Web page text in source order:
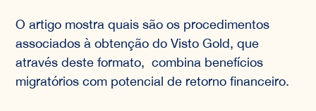
O artigo mostra quais são os procedimentos
associados à obtenção do Visto Gold, que
através deste formato, combina benefícios
migratórios com potencial de retorno financeiro.